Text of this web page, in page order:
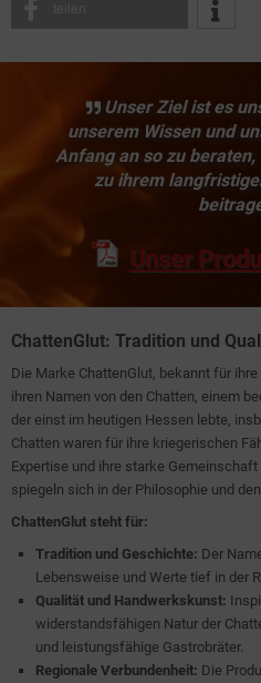
Unser Ziel ist es
unserem Wissen und
Anfang an so zu
zu ihrem
Unser
ChattenGlut: Tradition und
Die Marke ChattenGlut, bekannt für
ihren Namen von den Chatten, einem
der einst im heutigen Hessen lebte,
Chatten waren für ihre kriegerischen
Expertise und ihre starke
spiegeln sich in der Philosophie und
ChattenGlut steht für:
Tradition und Geschichte: Der
Lebensweise und Werte tief in der
Qualität und Handwerkskunst:
widerstandsfähigen Natur der
und leistungsfähige Gastrobräter.
Regionale Verbundenheit: Die